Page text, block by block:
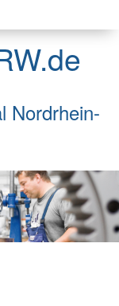
Nordrhein-